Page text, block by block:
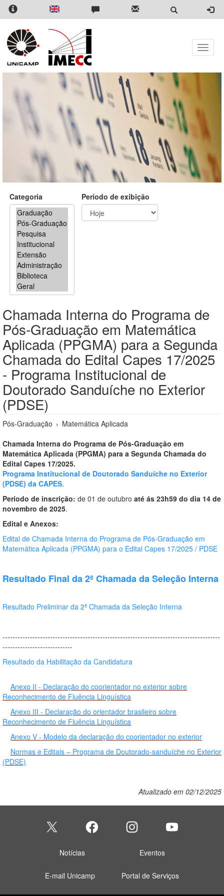
Pular
para
conteúdo
principal
Toggle
Categoria Período de exibição
Chamada Interna do Programa de
Pós-Graduação em Matemática
Aplicada (PPGMA) para a Segunda
Chamada do Edital Capes 17/2025
- Programa Institucional de
Doutorado Sanduíche no Exterior
(PDSE)
Pós-Graduação › Matemática Aplicada
Chamada Interna do Programa de Pós-Graduação em
Matemática Aplicada (PPGMA) para a Segunda Chamada do
Edital Capes 17/2025.
Programa Institucional de Doutorado Sanduíche no Exterior
(PDSE) da CAPES.
Período de inscrição: de 01 de outubro até ás 23h59 do dia 14 de
novembro de 2025.
Edital e Anexos:
Edital de Chamada Interna do Programa de Pós-Graduação em
Matemática Aplicada (PPGMA) para o Edital Capes 17/2025 / PDSE
Resultado Final da 2ª Chamada da Seleção Interna
Resultado Preliminar da 2ª Chamada da Seleção Interna
---------------------------------------------------------------------------------------
----------------------------
Resultado da Habilitação da Candidatura
Anexo II - Declaração do coorientador no exterior sobre
Reconhecimento de Fluência Linguística
Anexo III - Declaração do orientador brasileiro sobre
Reconhecimento de Fluência Linguística
Anexo V - Modelo da declaração do coorientador no exterior
Normas e Editais – Programa de Doutorado-sanduíche no Exterior
(PDSE)
Atualizado em 02/12/2025
Notícias Eventos
E-mail Unicamp Portal de Serviços